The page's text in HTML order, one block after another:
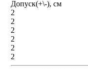
Допуск(+\-), см
2
2
2
2
2
2